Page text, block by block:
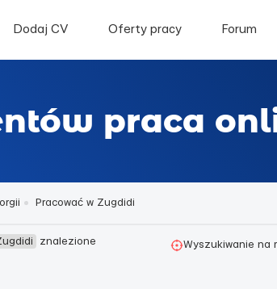
Dodaj CV Oferty pracy Forum
praca
Pracować w Zugdidi
znalezione
Wyszukiwanie na